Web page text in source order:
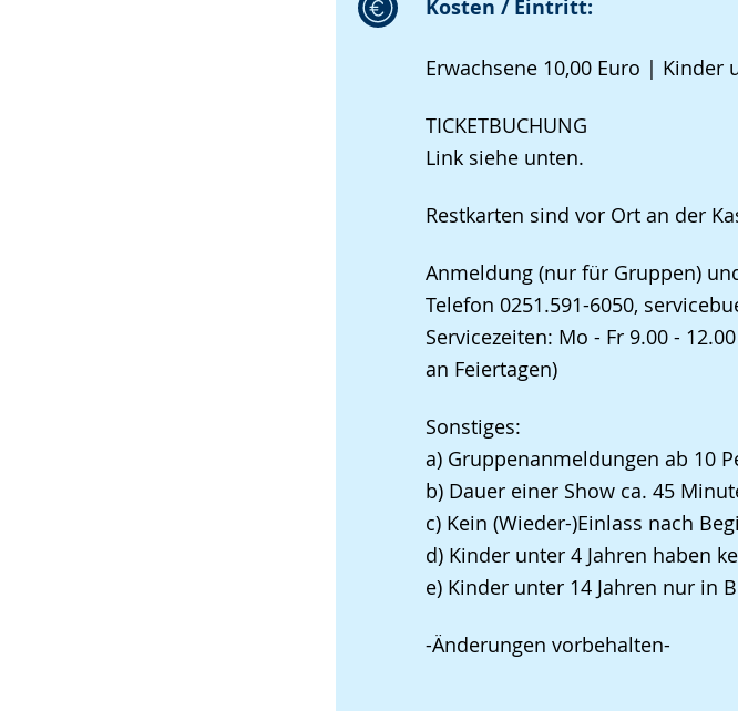
Kosten / Eintritt:
Erwachsene 10,00 Euro | Kinder
TICKETBUCHUNG
Link siehe unten.
Restkarten sind vor Ort an der
Anmeldung (nur für Gruppen)
Telefon 0251.591-6050,
Servicezeiten: Mo - Fr 9.00 -
an Feiertagen)
Sonstiges:
a) Gruppenanmeldungen ab 10
b) Dauer einer Show ca. 45
c) Kein (Wieder-)Einlass nach
d) Kinder unter 4 Jahren haben
e) Kinder unter 14 Jahren nur in
-Änderungen vorbehalten-